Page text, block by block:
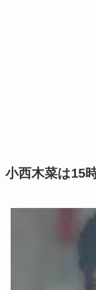
小西木菜は15